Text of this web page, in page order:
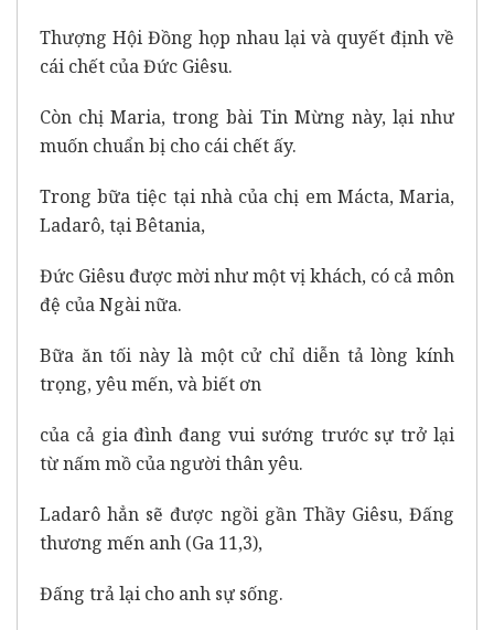
Thượng Hội Đồng họp nhau lại và quyết định về
cái chết của Đức Giêsu.
Còn chị Maria, trong bài Tin Mừng này, lại như
muốn chuẩn bị cho cái chết ấy.
Trong bữa tiệc tại nhà của chị em Mácta, Maria,
Ladarô, tại Bêtania,
Đức Giêsu được mời như một vị khách, có cả môn
đệ của Ngài nữa.
Bữa ăn tối này là một cử chỉ diễn tả lòng kính
trọng, yêu mến, và biết ơn
của cả gia đình đang vui sướng trước sự trở lại
từ nấm mồ của người thân yêu.
Ladarô hẳn sẽ được ngồi gần Thầy Giêsu, Đấng
thương mến anh (Ga 11,3),
Đấng trả lại cho anh sự sống.